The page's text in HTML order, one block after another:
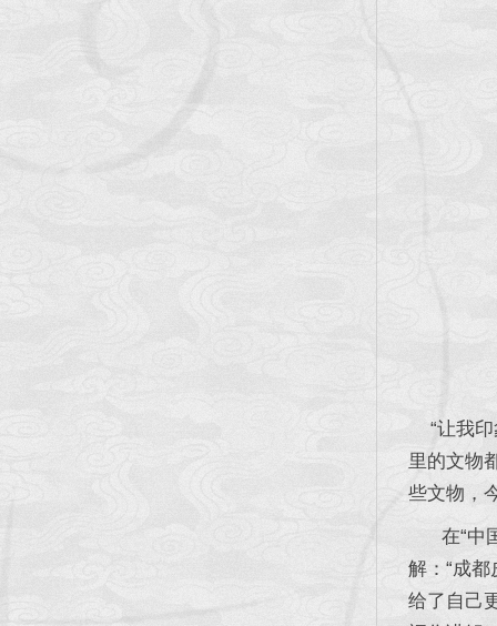
“让我印
里的文物
些文物，
在“中国
解：“成
给了自己